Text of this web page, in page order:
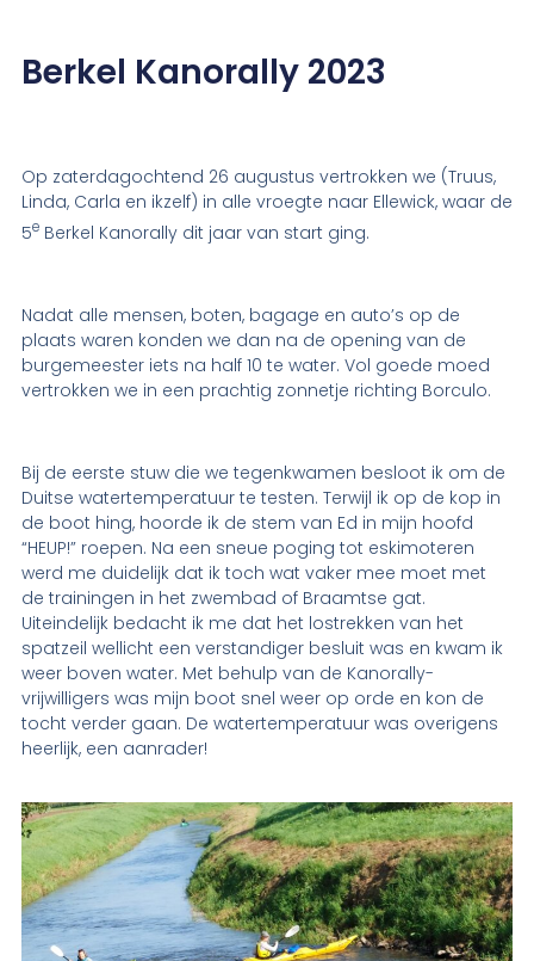
Berkel Kanorally 2023
Op zaterdagochtend 26 augustus vertrokken we (Truus,
Linda, Carla en ikzelf) in alle vroegte naar Ellewick, waar de
5e Berkel Kanorally dit jaar van start ging.
Nadat alle mensen, boten, bagage en auto’s op de
plaats waren konden we dan na de opening van de
burgemeester iets na half 10 te water. Vol goede moed
vertrokken we in een prachtig zonnetje richting Borculo.
Bij de eerste stuw die we tegenkwamen besloot ik om de
Duitse watertemperatuur te testen. Terwijl ik op de kop in
de boot hing, hoorde ik de stem van Ed in mijn hoofd
“HEUP!” roepen. Na een sneue poging tot eskimoteren
werd me duidelijk dat ik toch wat vaker mee moet met
de trainingen in het zwembad of Braamtse gat.
Uiteindelijk bedacht ik me dat het lostrekken van het
spatzeil wellicht een verstandiger besluit was en kwam ik
weer boven water. Met behulp van de Kanorally-
vrijwilligers was mijn boot snel weer op orde en kon de
tocht verder gaan. De watertemperatuur was overigens
heerlijk, een aanrader!